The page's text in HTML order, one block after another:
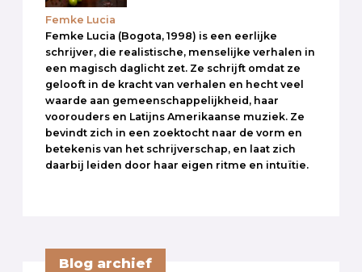
Femke Lucia
Femke Lucia (Bogota, 1998) is een eerlijke
schrijver, die realistische, menselijke verhalen in
een magisch daglicht zet. Ze schrijft omdat ze
gelooft in de kracht van verhalen en hecht veel
waarde aan gemeenschappelijkheid, haar
voorouders en Latijns Amerikaanse muziek. Ze
bevindt zich in een zoektocht naar de vorm en
betekenis van het schrijverschap, en laat zich
daarbij leiden door haar eigen ritme en intuïtie.
Blog archief